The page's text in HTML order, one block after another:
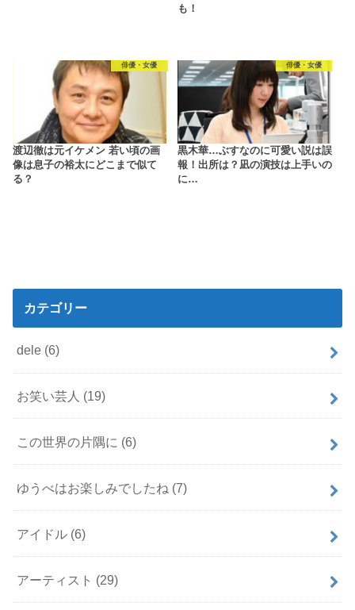
も！
俳優・女優
渡辺徹は元イケメン 若い頃の画
像は息子の裕太にどこまで似て
る？
俳優・女優
黒木華…ぶすなのに可愛い説は誤
報！出所は？凪の演技は上手いの
に…
カテゴリー
dele (6)
お笑い芸人 (19)
この世界の片隅に (6)
ゆうべはお楽しみでしたね (7)
アイドル (6)
アーティスト (29)